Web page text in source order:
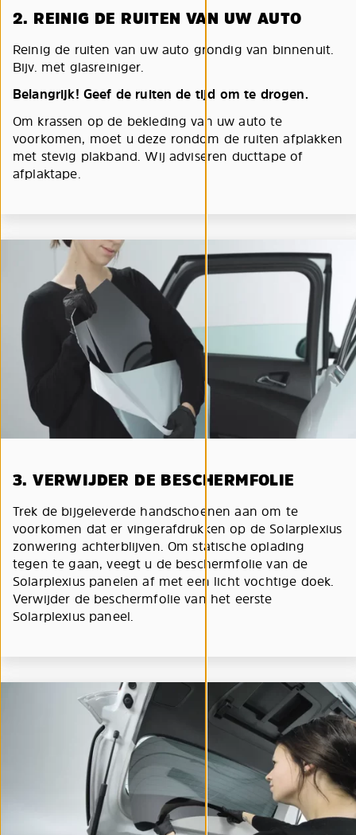
2. REINIG DE RUITEN VAN UW AUTO
Reinig de ruiten van uw auto grondig van binnenuit.
Bijv. met glasreiniger.
Belangrijk! Geef de ruiten de tijd om te drogen.
Om krassen op de bekleding van uw auto te
voorkomen, moet u deze rondom de ruiten afplakken
met stevig plakband. Wij adviseren ducttape of
afplaktape.
3. VERWIJDER DE BESCHERMFOLIE
Trek de bijgeleverde handschoenen aan om te
voorkomen dat er vingerafdrukken op de Solarplexius
zonwering achterblijven. Om statische oplading
tegen te gaan, veegt u de beschermfolie van de
Solarplexius panelen af met een licht vochtige doek.
Verwijder de beschermfolie van het eerste
Solarplexius paneel.